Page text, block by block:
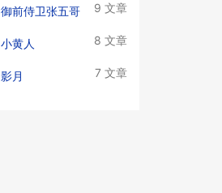
御前侍卫张五哥 9 文章
小黄人 8 文章
影月 7 文章